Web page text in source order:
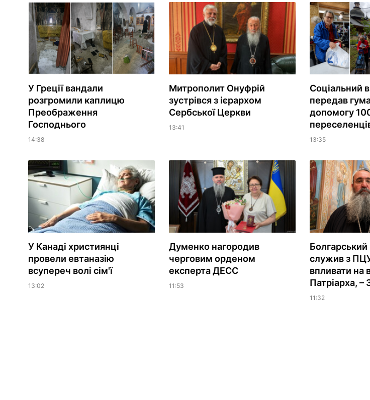
У Греції вандали
розгромили каплицю
Преображення
Господнього
14:38
Митрополит Онуфрій
зустрівся з ієрархом
Сербської Церкви
13:41
Соціальний
передав
допомогу
13:35
У Канаді християнці
провели евтаназію
всупереч волі сім'ї
13:02
Думенко нагородив
черговим орденом
експерта ДЕСС
11:53
Болгарський
служив з
впливати на
Патріарха, –
11:32